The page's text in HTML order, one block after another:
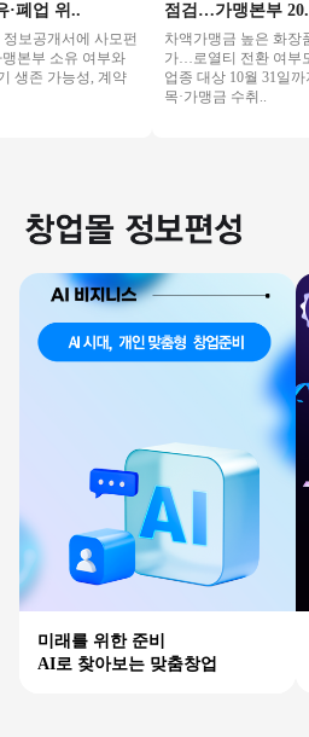
업 위..
공개서에 사모펀
부 소유 여부와
존 가능성, 계약
점검…가맹본부 20..
차액가맹금 높은 화장품
가…로열티 전환 여부도
업종 대상 10월 31일까지
목·가맹금 수취..
미래를 위한 준비
AI로 찾아보는 맞춤창업